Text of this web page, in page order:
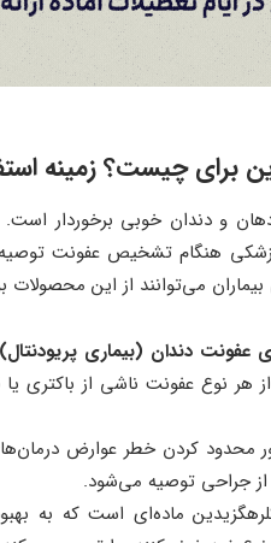
برای چیست؟ زمینه
و دندان خوبی برخوردار
هنگام تشخیص عفونت توصیه
می‌توانند از این
عفونت دندان (بیماری پریودنتال)
هر نوع عفونت ناشی از باکتری یا
محدود کردن خطر عوارض
از جراحی توصیه می‌شود.
ماده‌ای است که به